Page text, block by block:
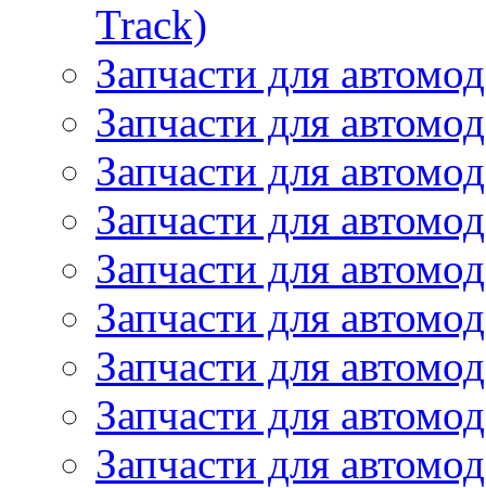
Track)
Запчасти для
Запчасти для
Запчасти для
Запчасти для
Запчасти для
Запчасти для
Запчасти для
Запчасти для
Запчасти для